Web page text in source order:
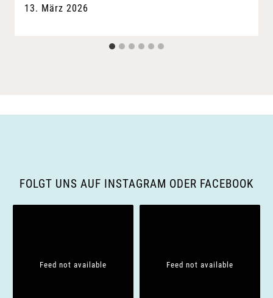
13. März 2026
FOLGT UNS AUF INSTAGRAM ODER FACEBOOK
Feed not available Feed not available